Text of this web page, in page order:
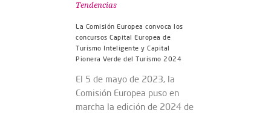
Tendencias
La Comisión Europea convoca los
concursos Capital Europea de
Turismo Inteligente y Capital
Pionera Verde del Turismo 2024
El 5 de mayo de 2023, la
Comisión Europea puso en
marcha la edición de 2024 de